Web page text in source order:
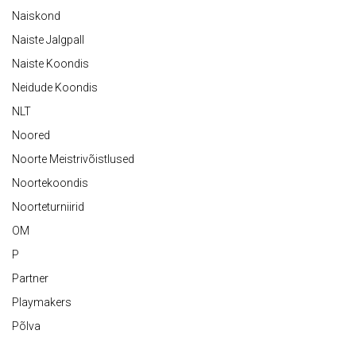
Naiskond
Naiste Jalgpall
Naiste Koondis
Neidude Koondis
NLT
Noored
Noorte Meistrivõistlused
Noortekoondis
Noorteturniirid
OM
P
Partner
Playmakers
Põlva